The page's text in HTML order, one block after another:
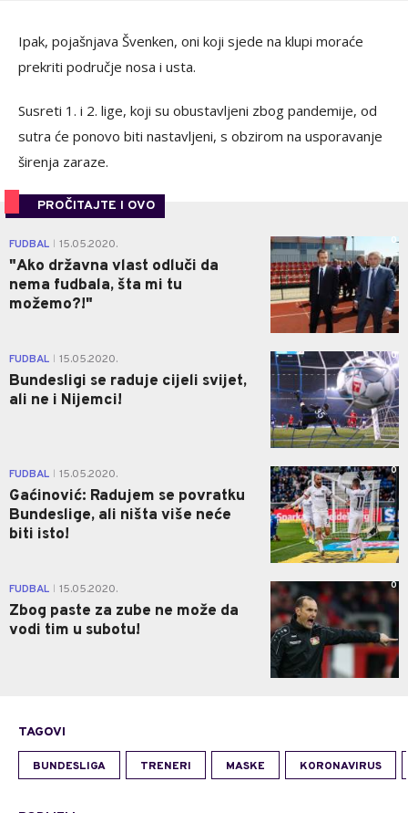
Ipak, pojašnjava Švenken, oni koji sjede na klupi moraće
prekriti područje nosa i usta.
Susreti 1. i 2. lige, koji su obustavljeni zbog pandemije, od
sutra će ponovo biti nastavljeni, s obzirom na usporavanje
širenja zaraze.
PROČITAJTE I OVO
FUDBAL 15.05.2020.
"Ako državna vlast odluči da
nema fudbala, šta mi tu
možemo?!"
0
FUDBAL 15.05.2020.
Bundesligi se raduje cijeli svijet,
ali ne i Nijemci!
0
FUDBAL 15.05.2020.
Gaćinović: Radujem se povratku
Bundeslige, ali ništa više neće
biti isto!
0
FUDBAL 15.05.2020.
Zbog paste za zube ne može da
vodi tim u subotu!
0
TAGOVI
BUNDESLIGA TRENERI MASKE KORONAVIRUS